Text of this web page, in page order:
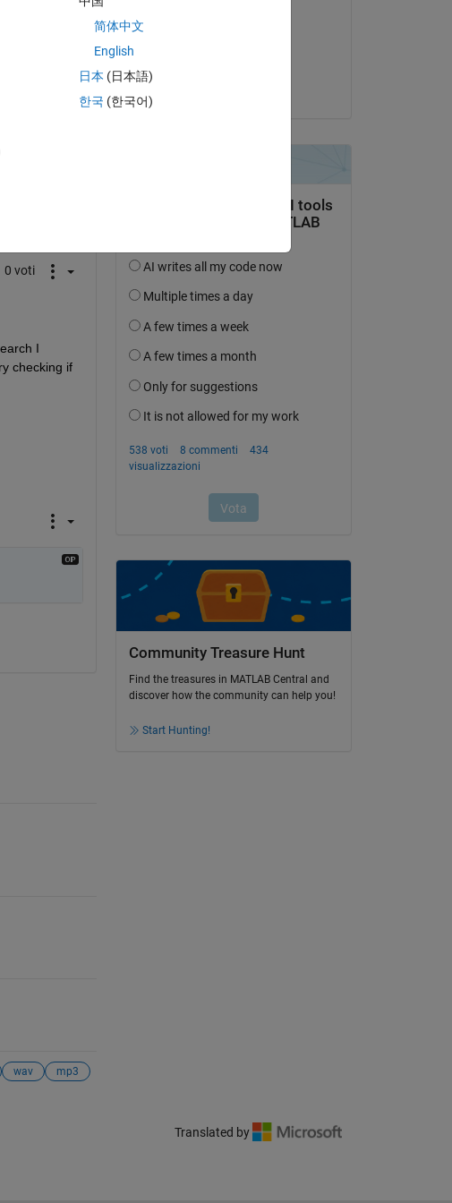
domanda.
0 voti
I
checking if
wav mp3
il 29 Mar 2021
Community Treasure Hunt
Find the treasures in MATLAB Central and
discover how the community can help you!
Start Hunting!
Translated by
简体中文
English
日本 (日本語)
한국 (한국어)